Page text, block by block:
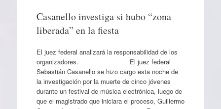
Casanello investiga si hubo “zona
liberada” en la fiesta
El juez federal analizará la responsabilidad de los
organizadores. El juez federal
Sebastián Casanello se hizo cargo esta noche de
la investigación por la muerte de cinco jóvenes
durante un festival de música electrónica, luego de
que el magistrado que iniciara el proceso, Guillermo